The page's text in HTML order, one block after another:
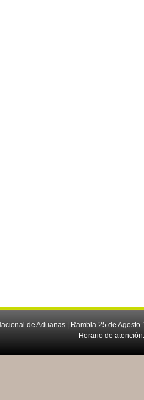
de Aduanas | Rambla 25 de
Horario de